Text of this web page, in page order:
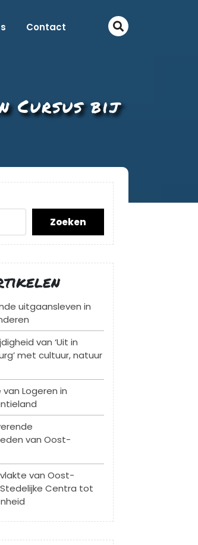
Contact
Cursus bij
Zoeken
uitgaansleven in
van ‘Uit in
met cultuur, natuur
Logeren in
van Oost-
van Oost-
Centra tot